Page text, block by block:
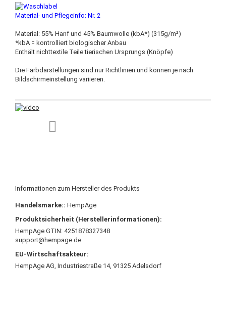
Material- und Pflegeinfo: Nr. 2
Material: 55% Hanf und 45% Baumwolle (kbA*) (315g/m²)
*kbA = kontrolliert biologischer Anbau
Enthält nichttextile Teile tierischen Ursprungs (Knöpfe)
Die Farbdarstellungen sind nur Richtlinien und können je nach
Bildschirmeinstellung variieren.
Informationen zum Hersteller des Produkts
Handelsmarke:: HempAge
Produktsicherheit (Herstellerinformationen):
HempAge GTIN: 4251878327348
support@hempage.de
EU-Wirtschaftsakteur:
HempAge AG, Industriestraße 14, 91325 Adelsdorf